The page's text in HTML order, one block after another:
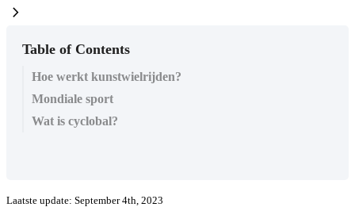
chevron_right
Table of Contents
Hoe werkt kunstwielrijden?
Mondiale sport
Wat is cyclobal?
Laatste update: September 4th, 2023